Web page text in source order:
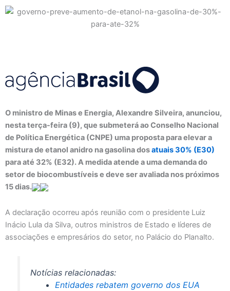
O ministro de Minas e Energia, Alexandre Silveira, anunciou,
nesta terça-feira (9), que submeterá ao Conselho Nacional
de Política Energética (CNPE) uma proposta para elevar a
mistura de etanol anidro na gasolina dosatuais 30% (E30)
para até 32% (E32). A medida atende a uma demanda do
setor de biocombustíveis e deve ser avaliada nos próximos
15 dias.
A declaração ocorreu após reunião com o presidente Luiz
Inácio Lula da Silva, outros ministros de Estado e líderes de
associações e empresários do setor, no Palácio do Planalto.
Notícias relacionadas:
Entidades rebatem governo dos EUA